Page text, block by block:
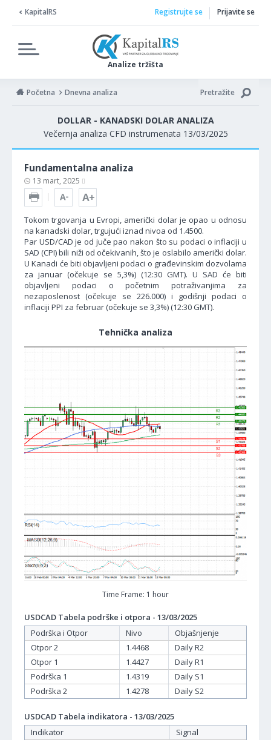
KapitalRS
Analize tržišta
Registrujte se Prijavite se
Početna Dnevna analiza Pretražite
DOLLAR - KANADSKI DOLAR ANALIZA
Večernja analiza CFD instrumenata 13/03/2025
Fundamentalna analiza
13 mart, 2025
Tokom trgovanja u Evropi, američki dolar je opao u odnosu
na kanadski dolar, trgujući iznad nivoa od 1.4500.
Par USD/CAD je od juče pao nakon što su podaci o inflaciji u
SAD (CPI) bili niži od očekivanih, što je oslabilo američki dolar.
U Kanadi će biti objavljeni podaci o građevinskim dozvolama
za januar (očekuje se 5,3%) (12:30 GMT). U SAD će biti
objavljeni podaci o početnim potraživanjima za
nezaposlenost (očekuje se 226.000) i godišnji podaci o
inflaciji PPI za februar (očekuje se 3,3%) (12:30 GMT).
Tehnička analiza
Time Frame: 1 hour
USDCAD Tabela podrške i otpora - 13/03/2025
Podrška i Otpor
Nivo
Objašnjenje
Otpor 2
1.4468
Daily R2
Otpor 1
1.4427
Daily R1
Podrška 1
1.4319
Daily S1
Podrška 2
1.4278 Daily S2
USDCAD Tabela indikatora - 13/03/2025
Indikator
Signal